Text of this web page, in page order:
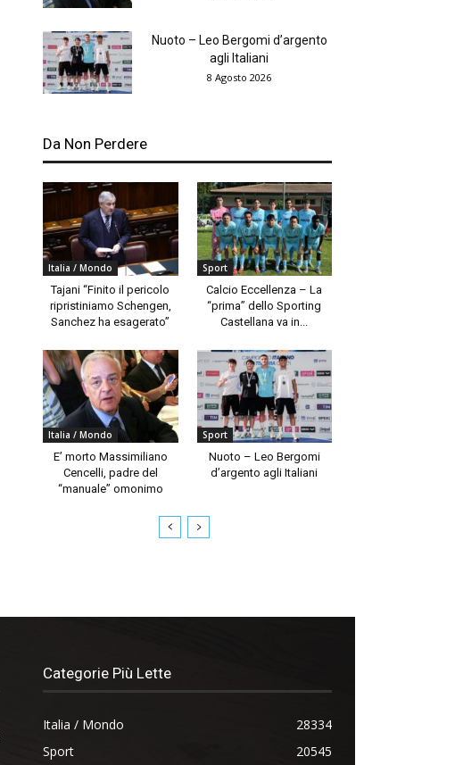
Nuoto – Leo Bergomi d’argento
agli Italiani
8 Agosto 2026
Da Non Perdere
Italia / Mondo
Tajani “Finito il pericolo
ripristiniamo Schengen,
Sanchez ha esagerato”
Sport
Calcio Eccellenza – La
“prima” dello Sporting
Castellana va in...
Italia / Mondo
E’ morto Massimiliano
Cencelli, padre del
“manuale” omonimo
Sport
Nuoto – Leo Bergomi
d’argento agli Italiani
Categorie Più Lette
Italia / Mondo
28334
Sport
20545